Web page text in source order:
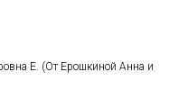
Е. (От Ерошкиной Анна и